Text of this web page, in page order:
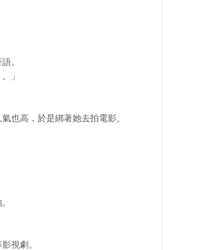
。
」
也高，於是綁著她去拍電影。
視劇。